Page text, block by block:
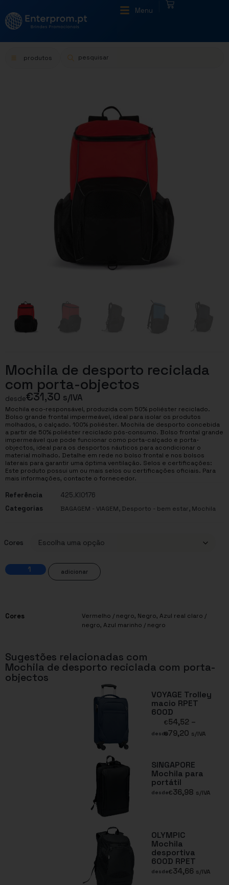
Menu
produtos
Mochila de desporto reciclada
com porta-objectos
desde€31,30 s/IVA
Mochila eco-responsável, produzida com 50% poliéster reciclado.
Bolso grande frontal impermeável, ideal para isolar os produtos
molhados, o calçado. 100% poliéster. Mochila de desporto concebida
a partir de 50% poliéster reciclado pós-consumo. Bolso frontal grande
impermeável que pode funcionar como porta-calçado e porta-
objectos, ideal para os desportos náuticos para acondicionar o
material molhado. Detalhe em rede no bolso frontal e nos bolsos
laterais para garantir uma óptima ventilação. Selos e certificações:
Este produto possui um ou mais selos ou certificações oficiais. Para
mais informações, contacte o fornecedor.
Referência
425.KI0176
Categorias
BAGAGEM - VIAGEM, Desporto - bem estar, Mochila
Cores
adicionar
Cores
Vermelho / negro, Negro, Azul real claro /
negro, Azul marinho / negro
Sugestões relacionadas com
Mochila de desporto reciclada com porta-
objectos
VOYAGE Trolley
macio RPET
600D
desde
€54,52 –
€79,20 s/IVA
SINGAPORE
Mochila para
portátil
desde€36,98 s/IVA
OLYMPIC
Mochila
desportiva
600D RPET
desde€34,66 s/IVA